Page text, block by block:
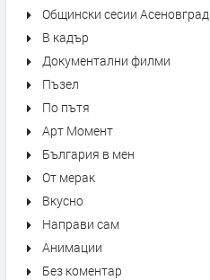
Общински сесии Асеновград
В кадър
Документални филми
Пъзел
По пътя
Арт Момент
България в мен
От мерак
Вкусно
Направи сам
Анимации
Без коментар